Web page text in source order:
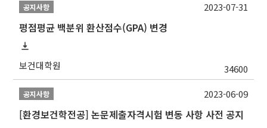
공지사항
평점평균 백분위 환산점수(GPA) 변경
보건대학원 34600
2023-07-31
공지사항
[환경보건학전공] 논문제출자격시험 변동 사항 사전 공지
2023-06-09